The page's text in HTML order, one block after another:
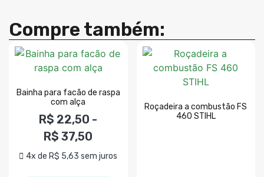
Compre também:
Bainha para facão de raspa
com alça
R$ 22,50 -
R$ 37,50
4x de R$ 5,63 sem juros
Roçadeira a combustão FS
460 STIHL